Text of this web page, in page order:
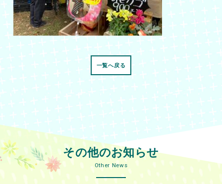
一覧へ戻る
その他のお知らせ
Other News